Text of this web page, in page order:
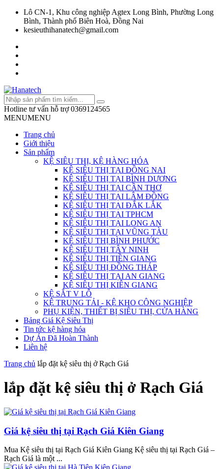
Lô CN-1, Khu công nghiệp Agtex Long Bình, Phường Long
Bình, Thành phố Biên Hoà, Đồng Nai
kesieuthihanatech@gmail.com
Hotline tư vấn hỗ trợ 0369124565
MENUMENU
Trang chủ
Giới thiệu
Sản phẩm
KỆ SIÊU THỊ, KỆ HÀNG HÓA
KỆ SIÊU THỊ TẠI ĐỒNG NAI
KỆ SIÊU THỊ TẠI BÌNH DƯƠNG
KỆ SIÊU THỊ TẠI CẦN THƠ
KỆ SIÊU THỊ TẠI LÂM ĐỒNG
KỆ SIÊU THỊ TẠI ĐẮK LẮK
KỆ SIÊU THỊ TẠI TPHCM
KỆ SIÊU THỊ TẠI LONG AN
KỆ SIÊU THỊ TẠI VŨNG TÀU
KỆ SIÊU THỊ BÌNH PHƯỚC
KỆ SIÊU THỊ TÂY NINH
KỆ SIÊU THỊ TIỀN GIANG
KỆ SIÊU THỊ ĐỒNG THÁP
KỆ SIÊU THỊ TẠI AN GIANG
KỆ SIÊU THỊ KIÊN GIANG
KỆ SẮT V LỖ
KỆ TRUNG TẢI - KỆ KHO CÔNG NGHIỆP
PHỤ KIỆN, THIẾT BỊ SIÊU THỊ, CỬA HÀNG
Bảng Giá Kệ Siêu Thị
Tin tức kệ hàng hóa
Dự Án Đã Hoàn Thành
Liên hệ
Trang chủ lắp đặt kệ siêu thị ở Rạch Giá
lắp đặt kệ siêu thị ở Rạch Giá
Giá kệ siêu thị tại Rạch Giá Kiên Giang
Mua Kệ siêu thị tại Rạch Giá Kiên Giang Kệ siêu thị tại Rạch Giá –
Rạch Giá là một ...